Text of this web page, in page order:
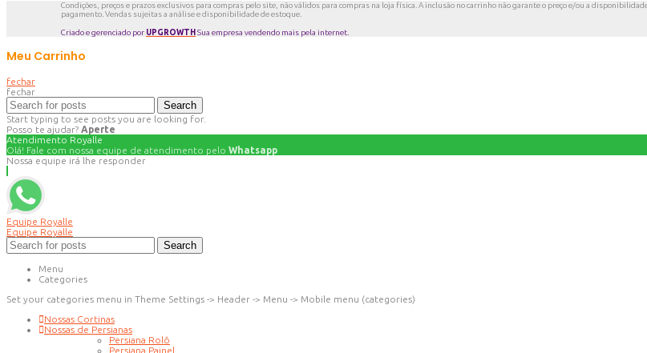
Condições, preços e prazos exclusivos para compras pelo site, não válidos para compras na loja física. A inclusão no carrinho não garante o preço e/ou a
pagamento. Vendas sujeitas a análise e disponibilidade de estoque.
Criado e gerenciado por UPGROWTH Sua empresa vendendo mais pela internet.
Meu Carrinho
fechar
fechar
Search
Start typing to see posts you are looking for.
Posso te ajudar? Aperte
Atendimento Royalle
Olá! Fale com nossa equipe de atendimento pelo Whatsapp
Nossa equipe irá lhe responder
Equipe Royalle
Equipe Royalle
Search
Menu
Categories
Set your categories menu in Theme Settings -> Header -> Menu -> Mobile menu (categories)
Nossas Cortinas
Nossas de Persianas
Persiana Rolô
Persiana Painel